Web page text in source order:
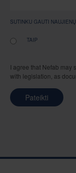
SUTINKU GAUTI
TAIP
I agree that Nefab may
with legislation, as
Pateikti